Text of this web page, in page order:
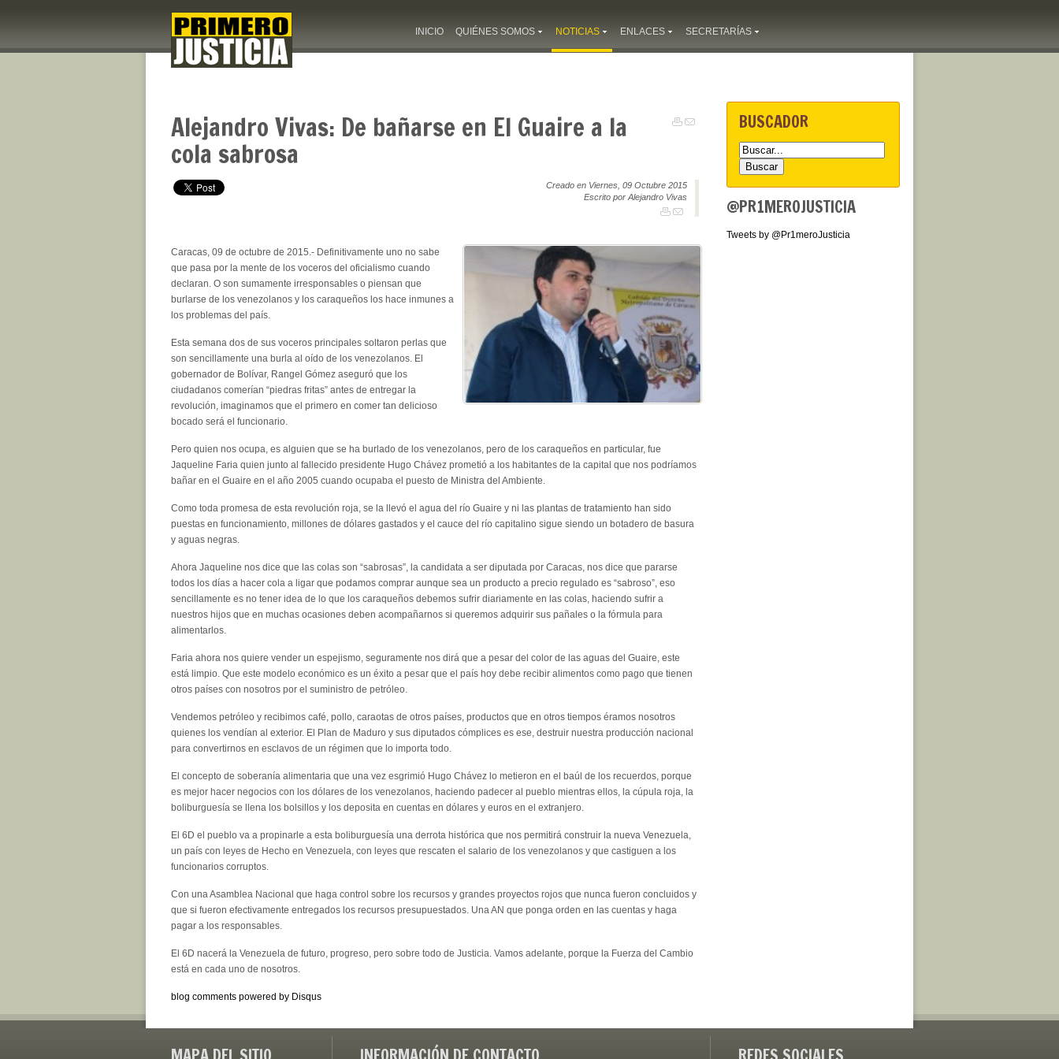
INICIO QUIÉNES SOMOS NOTICIAS ENLACES SECRETARÍAS
Alejandro Vivas: De bañarse en El Guaire a la
cola sabrosa
Creado en Viernes, 09 Octubre 2015
Escrito por Alejandro Vivas
Caracas, 09 de octubre de 2015.- Definitivamente uno no sabe
que pasa por la mente de los voceros del oficialismo cuando
declaran. O son sumamente irresponsables o piensan que
burlarse de los venezolanos y los caraqueños los hace inmunes a
los problemas del país.
Esta semana dos de sus voceros principales soltaron perlas que
son sencillamente una burla al oído de los venezolanos. El
gobernador de Bolívar, Rangel Gómez aseguró que los
ciudadanos comerían “piedras fritas” antes de entregar la
revolución, imaginamos que el primero en comer tan delicioso
bocado será el funcionario.
Pero quien nos ocupa, es alguien que se ha burlado de los venezolanos, pero de los caraqueños en particular, fue
Jaqueline Faria quien junto al fallecido presidente Hugo Chávez prometió a los habitantes de la capital que nos podríamos
bañar en el Guaire en el año 2005 cuando ocupaba el puesto de Ministra del Ambiente.
Como toda promesa de esta revolución roja, se la llevó el agua del río Guaire y ni las plantas de tratamiento han sido
puestas en funcionamiento, millones de dólares gastados y el cauce del río capitalino sigue siendo un botadero de basura
y aguas negras.
Ahora Jaqueline nos dice que las colas son “sabrosas”, la candidata a ser diputada por Caracas, nos dice que pararse
todos los días a hacer cola a ligar que podamos comprar aunque sea un producto a precio regulado es “sabroso”, eso
sencillamente es no tener idea de lo que los caraqueños debemos sufrir diariamente en las colas, haciendo sufrir a
nuestros hijos que en muchas ocasiones deben acompañarnos si queremos adquirir sus pañales o la fórmula para
alimentarlos.
Faria ahora nos quiere vender un espejismo, seguramente nos dirá que a pesar del color de las aguas del Guaire, este
está limpio. Que este modelo económico es un éxito a pesar que el país hoy debe recibir alimentos como pago que tienen
otros países con nosotros por el suministro de petróleo.
Vendemos petróleo y recibimos café, pollo, caraotas de otros países, productos que en otros tiempos éramos nosotros
quienes los vendían al exterior. El Plan de Maduro y sus diputados cómplices es ese, destruir nuestra producción nacional
para convertirnos en esclavos de un régimen que lo importa todo.
El concepto de soberanía alimentaria que una vez esgrimió Hugo Chávez lo metieron en el baúl de los recuerdos, porque
es mejor hacer negocios con los dólares de los venezolanos, haciendo padecer al pueblo mientras ellos, la cúpula roja, la
boliburguesía se llena los bolsillos y los deposita en cuentas en dólares y euros en el extranjero.
El 6D el pueblo va a propinarle a esta boliburguesía una derrota histórica que nos permitirá construir la nueva Venezuela,
un país con leyes de Hecho en Venezuela, con leyes que rescaten el salario de los venezolanos y que castiguen a los
funcionarios corruptos.
Con una Asamblea Nacional que haga control sobre los recursos y grandes proyectos rojos que nunca fueron concluidos y
que si fueron efectivamente entregados los recursos presupuestados. Una AN que ponga orden en las cuentas y haga
pagar a los responsables.
El 6D nacerá la Venezuela de futuro, progreso, pero sobre todo de Justicia. Vamos adelante, porque la Fuerza del Cambio
está en cada uno de nosotros.
blog comments powered by Disqus
BUSCADOR
@PR1MEROJUSTICIA
Tweets by @Pr1meroJusticia